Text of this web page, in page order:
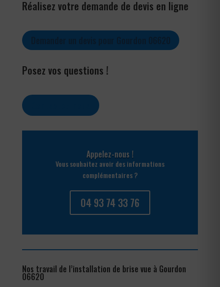
Réalisez votre demande de devis en ligne
Posez vos questions !
Appelez-nous !
Vous souhaitez avoir des informations
complémentaires ?
04 93 74 33 76
Nos travail de l’installation de brise vue à Gourdon
06620